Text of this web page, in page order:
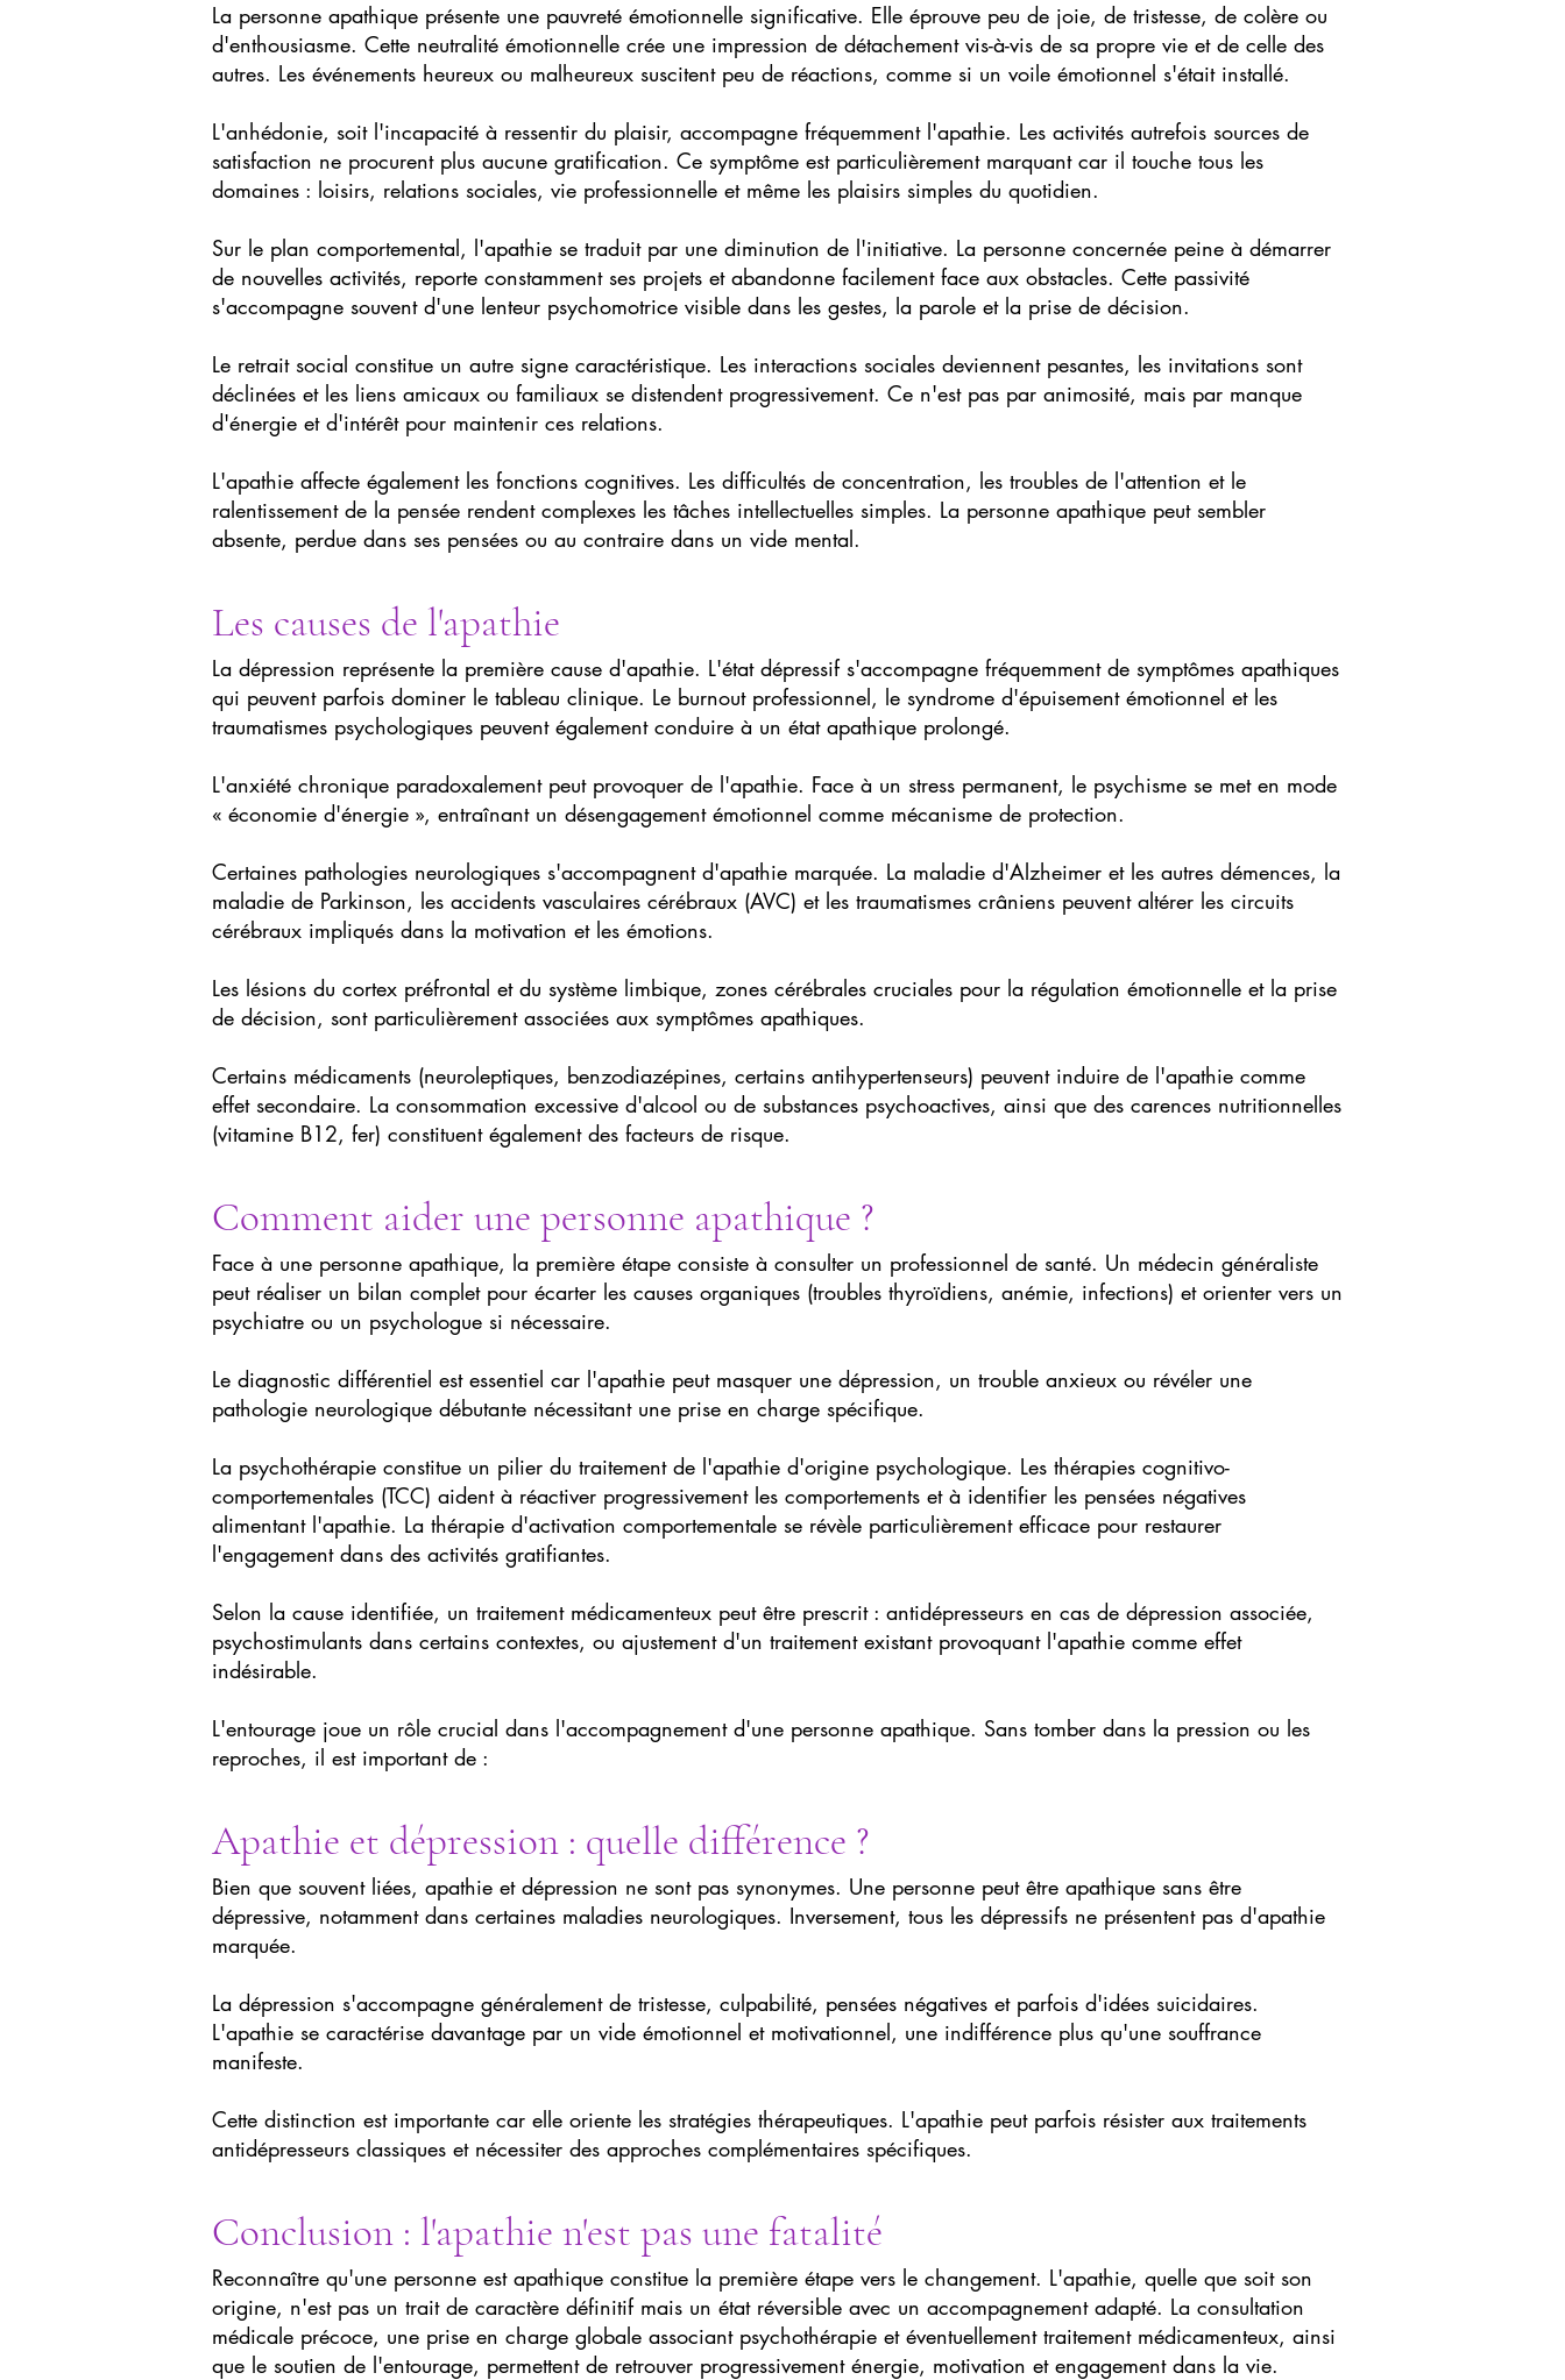
La personne apathique présente une pauvreté émotionnelle significative. Elle éprouve peu de joie, de tristesse, de colère ou
d'enthousiasme. Cette neutralité émotionnelle crée une impression de détachement vis-à-vis de sa propre vie et de celle des
autres. Les événements heureux ou malheureux suscitent peu de réactions, comme si un voile émotionnel s'était installé.
L'anhédonie, soit l'incapacité à ressentir du plaisir, accompagne fréquemment l'apathie. Les activités autrefois sources de
satisfaction ne procurent plus aucune gratification. Ce symptôme est particulièrement marquant car il touche tous les
domaines : loisirs, relations sociales, vie professionnelle et même les plaisirs simples du quotidien.
Sur le plan comportemental, l'apathie se traduit par une diminution de l'initiative. La personne concernée peine à démarrer
de nouvelles activités, reporte constamment ses projets et abandonne facilement face aux obstacles. Cette passivité
s'accompagne souvent d'une lenteur psychomotrice visible dans les gestes, la parole et la prise de décision.
Le retrait social constitue un autre signe caractéristique. Les interactions sociales deviennent pesantes, les invitations sont
déclinées et les liens amicaux ou familiaux se distendent progressivement. Ce n'est pas par animosité, mais par manque
d'énergie et d'intérêt pour maintenir ces relations.
L'apathie affecte également les fonctions cognitives. Les difficultés de concentration, les troubles de l'attention et le
ralentissement de la pensée rendent complexes les tâches intellectuelles simples. La personne apathique peut sembler
absente, perdue dans ses pensées ou au contraire dans un vide mental.
Les causes de l'apathie
La dépression représente la première cause d'apathie. L'état dépressif s'accompagne fréquemment de symptômes apathiques
qui peuvent parfois dominer le tableau clinique. Le burnout professionnel, le syndrome d'épuisement émotionnel et les
traumatismes psychologiques peuvent également conduire à un état apathique prolongé.
L'anxiété chronique paradoxalement peut provoquer de l'apathie. Face à un stress permanent, le psychisme se met en mode
« économie d'énergie », entraînant un désengagement émotionnel comme mécanisme de protection.
Certaines pathologies neurologiques s'accompagnent d'apathie marquée. La maladie d'Alzheimer et les autres démences, la
maladie de Parkinson, les accidents vasculaires cérébraux (AVC) et les traumatismes crâniens peuvent altérer les circuits
cérébraux impliqués dans la motivation et les émotions.
Les lésions du cortex préfrontal et du système limbique, zones cérébrales cruciales pour la régulation émotionnelle et la prise
de décision, sont particulièrement associées aux symptômes apathiques.
Certains médicaments (neuroleptiques, benzodiazépines, certains antihypertenseurs) peuvent induire de l'apathie comme
effet secondaire. La consommation excessive d'alcool ou de substances psychoactives, ainsi que des carences nutritionnelles
(vitamine B12, fer) constituent également des facteurs de risque.
Comment aider une personne apathique ?
Face à une personne apathique, la première étape consiste à consulter un professionnel de santé. Un médecin généraliste
peut réaliser un bilan complet pour écarter les causes organiques (troubles thyroïdiens, anémie, infections) et orienter vers un
psychiatre ou un psychologue si nécessaire.
Le diagnostic différentiel est essentiel car l'apathie peut masquer une dépression, un trouble anxieux ou révéler une
pathologie neurologique débutante nécessitant une prise en charge spécifique.
La psychothérapie constitue un pilier du traitement de l'apathie d'origine psychologique. Les thérapies cognitivo-
comportementales (TCC) aident à réactiver progressivement les comportements et à identifier les pensées négatives
alimentant l'apathie. La thérapie d'activation comportementale se révèle particulièrement efficace pour restaurer
l'engagement dans des activités gratifiantes.
Selon la cause identifiée, un traitement médicamenteux peut être prescrit : antidépresseurs en cas de dépression associée,
psychostimulants dans certains contextes, ou ajustement d'un traitement existant provoquant l'apathie comme effet
indésirable.
L'entourage joue un rôle crucial dans l'accompagnement d'une personne apathique. Sans tomber dans la pression ou les
reproches, il est important de :
Apathie et dépression : quelle différence ?
Bien que souvent liées, apathie et dépression ne sont pas synonymes. Une personne peut être apathique sans être
dépressive, notamment dans certaines maladies neurologiques. Inversement, tous les dépressifs ne présentent pas d'apathie
marquée.
La dépression s'accompagne généralement de tristesse, culpabilité, pensées négatives et parfois d'idées suicidaires.
L'apathie se caractérise davantage par un vide émotionnel et motivationnel, une indifférence plus qu'une souffrance
manifeste.
Cette distinction est importante car elle oriente les stratégies thérapeutiques. L'apathie peut parfois résister aux traitements
antidépresseurs classiques et nécessiter des approches complémentaires spécifiques.
Conclusion : l'apathie n'est pas une fatalité
Reconnaître qu'une personne est apathique constitue la première étape vers le changement. L'apathie, quelle que soit son
origine, n'est pas un trait de caractère définitif mais un état réversible avec un accompagnement adapté. La consultation
médicale précoce, une prise en charge globale associant psychothérapie et éventuellement traitement médicamenteux, ainsi
que le soutien de l'entourage, permettent de retrouver progressivement énergie, motivation et engagement dans la vie.